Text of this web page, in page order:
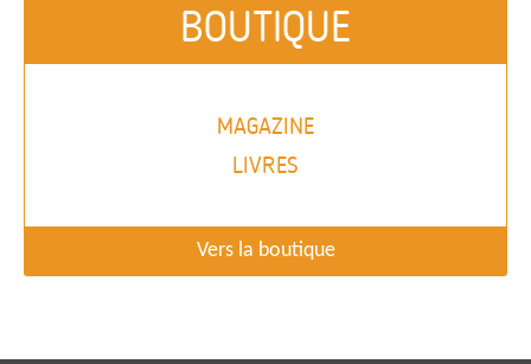
BOUTIQUE
MAGAZINE
LIVRES
Vers la boutique